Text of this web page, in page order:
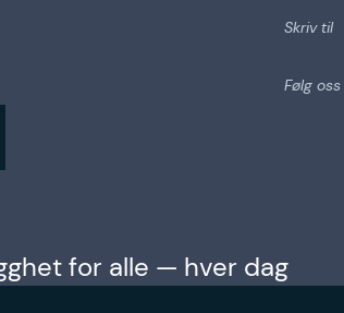
Skriv til
Følg oss
for alle — hver dag